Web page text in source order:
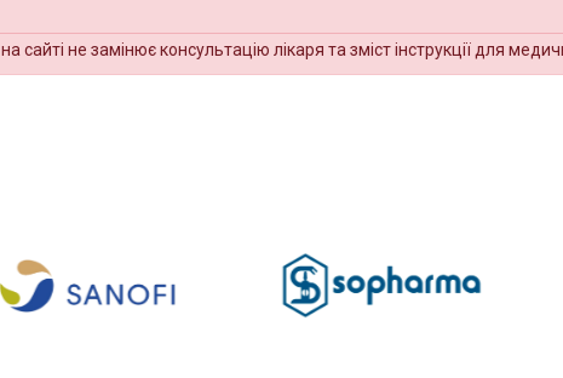
сайті не замінює консультацію лікаря та зміст інструкції для